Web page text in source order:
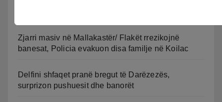
Zjarri masiv në Mallakastër/ Flakët rrezikojnë
banesat, Policia evakuon disa familje në Koilac
Delfini shfaqet pranë bregut të Darëzezës,
surprizon pushuesit dhe banorët